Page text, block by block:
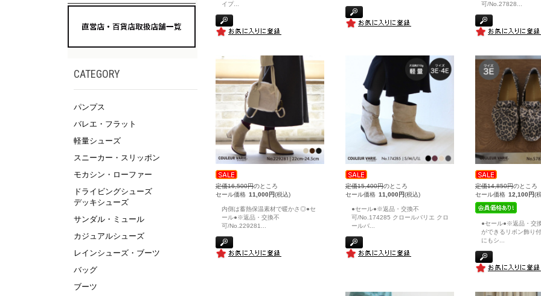
CATEGORY
パンプス
バレエ・フラット
軽量シューズ
スニーカー・スリッポン
モカシン・ローファー
ドライビングシューズ
デッキシューズ
サンダル・ミュール
カジュアルシューズ
レインシューズ・ブーツ
バッグ
ブーツ
イプ...
可/No.27828
定価16,500円のところ
セール価格 11,000円(税込)
内側は蓄熱保温素材で暖かさ◎●セ
ール●※返品・交換不
可/No.229281
定価15,400円のところ
セール価格 11,000円(税込)
●セール●※返品・交換不
可/No.174285 クロールバリエ クロ
ールバ
定価14,850円のところ
セール価格 12,100円(
●セール●※返品・交
ができるリボン飾り
にもシ